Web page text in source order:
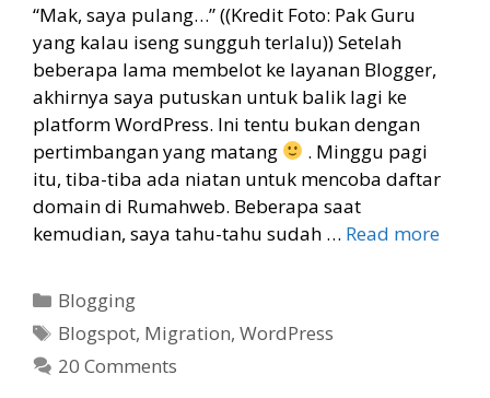
“Mak, saya pulang…” ((Kredit Foto: Pak Guru
yang kalau iseng sungguh terlalu)) Setelah
beberapa lama membelot ke layanan Blogger,
akhirnya saya putuskan untuk balik lagi ke
platform WordPress. Ini tentu bukan dengan
pertimbangan yang matang
. Minggu pagi
itu, tiba-tiba ada niatan untuk mencoba daftar
domain di Rumahweb. Beberapa saat
kemudian, saya tahu-tahu sudah … Read more
Categories
Blogging
Tags
Blogspot, Migration,WordPress
20 Comments